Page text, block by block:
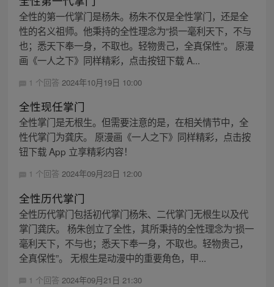
全性的第一代掌门是杨朱。杨朱不仅是全性掌门，还是全
性的名义祖师。他秉持的全性理念为“损一毫利天下，不与
也；悉天下奉一身，不取也。轻物贵己，全真保性”。 原漫
画《一人之下》同样精彩，点击按钮下载 A...
1 个回答 2024年10月19日 10:00
全性现任掌门
全性掌门是无根生。但需要注意的是，在相关情节中，全
性代掌门为龚庆。 原漫画《一人之下》同样精彩，点击按
钮下载 App 立享精彩内容！
1 个回答 2024年09月23日 12:00
全性历代掌门
全性历代掌门包括初代掌门杨朱、二代掌门无根生以及代
掌门龚庆。 杨朱创立了全性，其所秉持的全性理念为“损一
毫利天下，不与也；悉天下奉一身，不取也。轻物贵己，
全真保性”。 无根生是动漫中的重要角色，甲...
1 个回答 2024年09月21日 21:30